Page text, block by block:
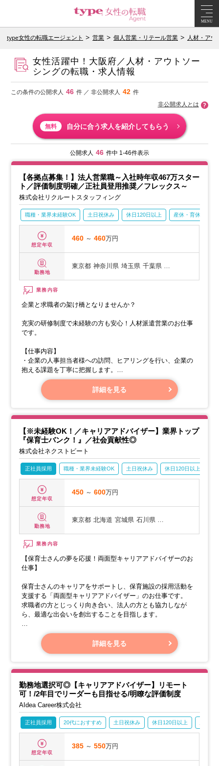
MENU
type女性の転職エージェント 営業 個人営業・リテール営業 人材・アウ
女性活躍中！大阪府／人材・アウトソー
シングの転職・求人情報
この条件の公開求人 46 件 ／ 非公開求人 42 件
非公開求人とは
無料 自分に合う求人を紹介してもらう
公開求人 46 件中 1-46件表示
【各拠点募集！】法人営業職～入社時年収467万スター
ト／評価制度明確／正社員登用推奨／フレックス～
株式会社リクルートスタッフィング
職種・業界未経験OK 土日祝休み 休日120日以上 産休・育休あり
想定年収
460 ～460万円
勤務地
東京都 神奈川県 埼玉県 千葉県 …
業務内容
企業と求職者の架け橋となりませんか？
充実の研修制度で未経験の方も安心！人材派遣営業のお仕事
です。
【仕事内容】
・企業の人事担当者様への訪問、ヒアリングを行い、企業の
抱える課題を丁寧に把握します。
・求職者の方々と面談し、希望条件やキャリアプランを伺
い、最適な仕事をご紹介いたします。
・派遣スタッフの方々が安心して就業できるよう、就業前後
詳細を見る
【※未経験OK！／キャリアアドバイザー】業界トップ
『保育士バンク！』／社会貢献性◎
株式会社ネクストビート
正社員採用 職種・業界未経験OK 土日祝休み 休日120日以上
想定年収
450 ～600万円
勤務地
東京都 北海道 宮城県 石川県 …
業務内容
【保育士さんの夢を応援！両面型キャリアアドバイザーのお
仕事】
保育士さんのキャリアをサポートし、保育施設の採用活動を
支援する「両面型キャリアアドバイザー」のお仕事です。
求職者の方とじっくり向き合い、法人の方とも協力しなが
ら、最適な出会いを創出することを目指します。
このお仕事は、以下の2つの役割を高いレベルでこなすこと
が、成果と成長に繋がる、ネクストビートならではの魅力的
な業務内容です。
【1】キャリアアドバイザー（求職者様向け）
詳細を見る
勤務地選択可◎【キャリアアドバイザー】リモート
可！/2年目でリーダーも目指せる/明瞭な評価制度
AIdea Career株式会社
正社員採用 20代におすすめ 土日祝休み 休日120日以上
想定年収
385 ～550万円